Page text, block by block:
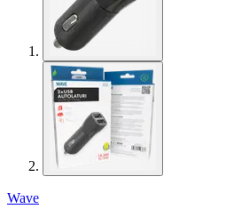
Wave